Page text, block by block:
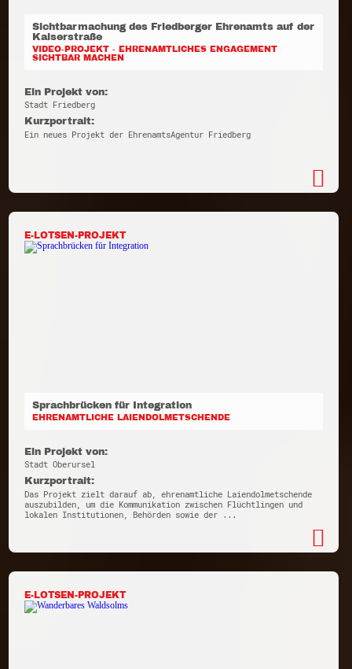
Sichtbarmachung des Friedberger Ehrenamts auf der
Kaiserstraße
VIDEO-PROJEKT - EHRENAMTLICHES ENGAGEMENT
SICHTBAR MACHEN
Ein Projekt von:
Stadt Friedberg
Kurzportrait:
Ein neues Projekt der EhrenamtsAgentur Friedberg
E-LOTSEN-PROJEKT
Sprachbrücken für Integration
EHRENAMTLICHE LAIENDOLMETSCHENDE
Ein Projekt von:
Stadt Oberursel
Kurzportrait:
Das Projekt zielt darauf ab, ehrenamtliche Laiendolmetschende
auszubilden, um die Kommunikation zwischen Flüchtlingen und
lokalen Institutionen, Behörden sowie der ...
E-LOTSEN-PROJEKT